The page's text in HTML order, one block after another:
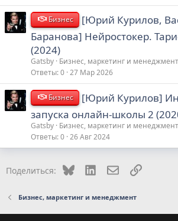
Бизнес
[Юрий Курилов,
Баранова] Нейростокер.
(2024)
Gatsby Бизнес, маркетинг и менеджмент
Ответы 0 27 Мар 2026
Бизнес
[Юрий Курилов]
запуска онлайн-школы 2
Gatsby Бизнес, маркетинг и менеджмент
Ответы 0 26 Авг 2024
Поделиться: Bluesky LinkedInЭлектронная
Ссылка
Бизнес, маркетинг и менеджмент